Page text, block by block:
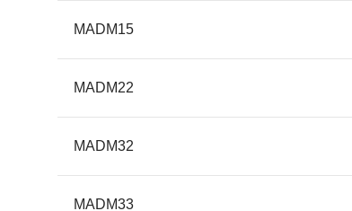
MADM15
MADM22
MADM32
MADM33